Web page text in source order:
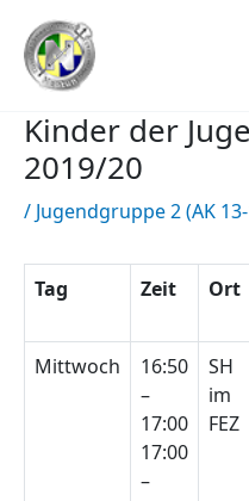
Inhalt
springen
Kinder der
2019/20
/ Jugendgruppe 2 (AK
Tag Zeit Ort
Mittwoch
16:50
–
17:00
17:00
–
SH
im
FEZ